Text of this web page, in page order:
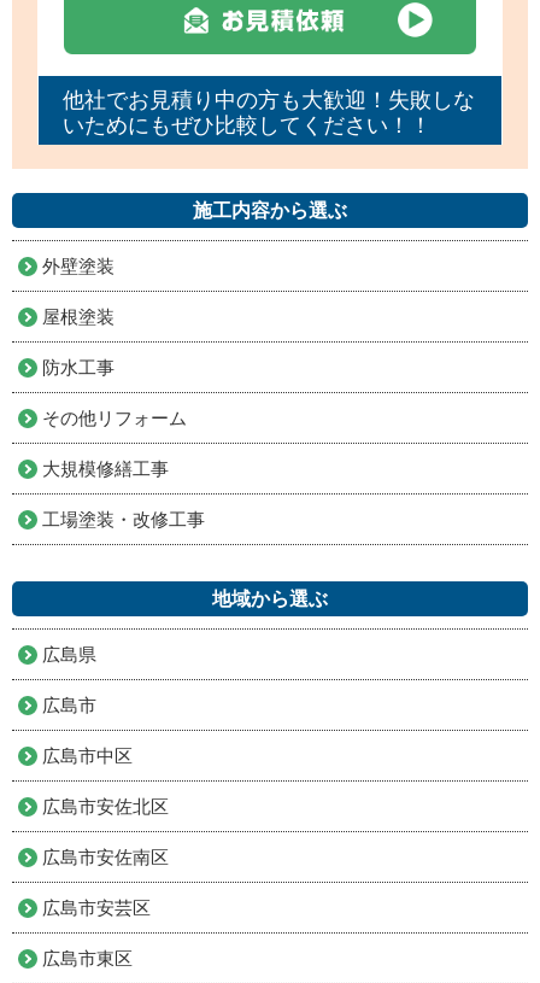
他社でお見積り中の方も大歓迎！失敗しな
いためにもぜひ比較してください！！
施工内容から選ぶ
外壁塗装
屋根塗装
防水工事
その他リフォーム
大規模修繕工事
工場塗装・改修工事
地域から選ぶ
広島県
広島市
広島市中区
広島市安佐北区
広島市安佐南区
広島市安芸区
広島市東区